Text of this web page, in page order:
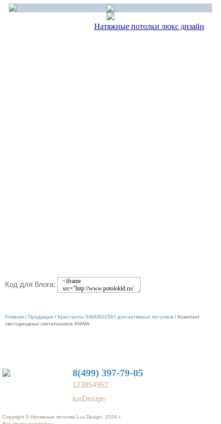
Код для блога:
Главная / Продукция / Кристаллы SWAROVSKI для натяжных потолков / Комплект
светодиодных светильников ANIMA
8(499) 397-79-05
123854952
luxDesign
Copyright © Натяжные потолки Lux Design. 2024 г.